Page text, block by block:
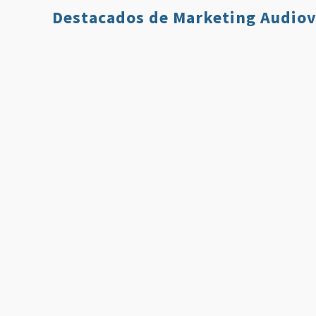
Destacados de Marketing